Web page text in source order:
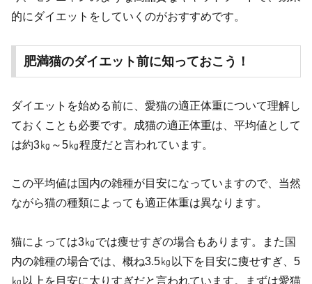
的にダイエットをしていくのがおすすめです。
肥満猫のダイエット前に知っておこう！
ダイエットを始める前に、愛猫の適正体重について理解し
ておくことも必要です。成猫の適正体重は、平均値として
は約3㎏～5㎏程度だと言われています。
この平均値は国内の雑種が目安になっていますので、当然
ながら猫の種類によっても適正体重は異なります。
猫によっては3㎏では痩せすぎの場合もあります。また国
内の雑種の場合では、概ね3.5㎏以下を目安に痩せすぎ、5
㎏以上を目安に太りすぎだと言われています。まずは愛猫